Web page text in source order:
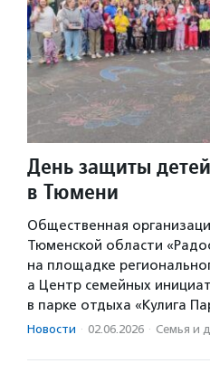
День защиты
в Тюмени
Общественная
Тюменской области
на площадке
а Центр семейных
в парке отдыха «Кулига
Новости · 02.06.2026 · Семья и